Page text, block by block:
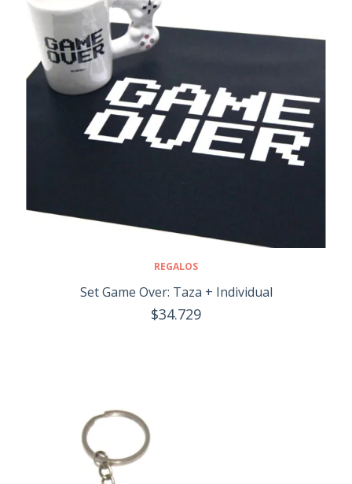
REGALOS
Set Game Over: Taza + Individual
$34.729